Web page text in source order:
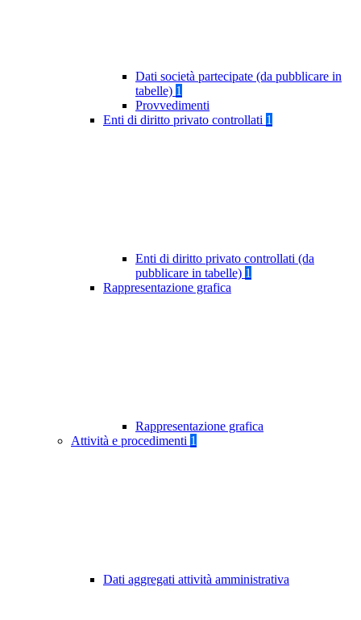
Dati società partecipate (da pubblicare in
tabelle) 1
Provvedimenti
Enti di diritto privato controllati 1
Enti di diritto privato controllati (da
pubblicare in tabelle) 1
Rappresentazione grafica
Rappresentazione grafica
Attività e procedimenti 1
Dati aggregati attività amministrativa